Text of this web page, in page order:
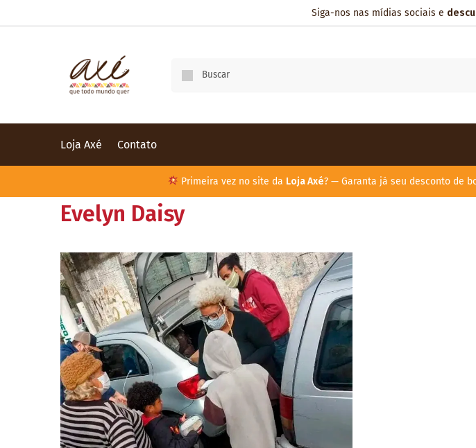
Siga-nos nas mídias sociais e
Loja Axé Contato
Primeira vez no site da Loja Axé? — Garanta já seu desconto de
Evelyn Daisy